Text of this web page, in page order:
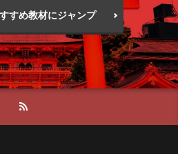
すめ教材にジャンプ